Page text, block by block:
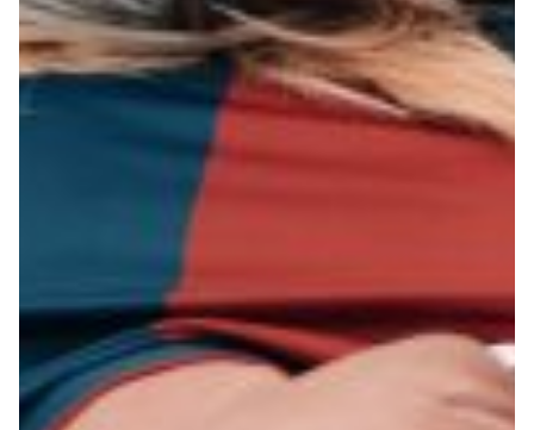
Outlet
Caffè Boasi x Genoa
Gift Card Online Store
Fortissimo batte il mio cuor